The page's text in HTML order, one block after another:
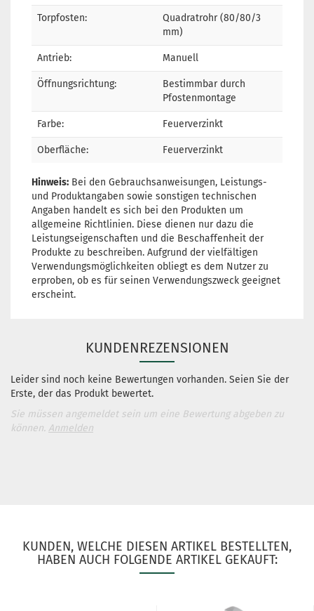
Torpfosten:
Quadratrohr (80/80/3
mm)
Antrieb: Manuell
Öffnungsrichtung:
Bestimmbar durch
Pfostenmontage
Farbe: Feuerverzinkt
Oberfläche: Feuerverzinkt
Hinweis: Bei den Gebrauchsanweisungen, Leistungs-
und Produktangaben sowie sonstigen technischen
Angaben handelt es sich bei den Produkten um
allgemeine Richtlinien. Diese dienen nur dazu die
Leistungseigenschaften und die Beschaffenheit der
Produkte zu beschreiben. Aufgrund der vielfältigen
Verwendungsmöglichkeiten obliegt es dem Nutzer zu
erproben, ob es für seinen Verwendungszweck geeignet
erscheint.
KUNDENREZENSIONEN
Leider sind noch keine Bewertungen vorhanden. Seien Sie der
Erste, der das Produkt bewertet.
Sie müssen angemeldet sein um eine Bewertung abgeben zu
können. Anmelden
KUNDEN, WELCHE DIESEN ARTIKEL BESTELLTEN,
HABEN AUCH FOLGENDE ARTIKEL GEKAUFT: